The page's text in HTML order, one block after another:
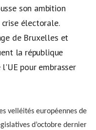
son ambition
électorale.
de Bruxelles et
la république
pour embrasser
velléités européennes de
d’octobre dernier